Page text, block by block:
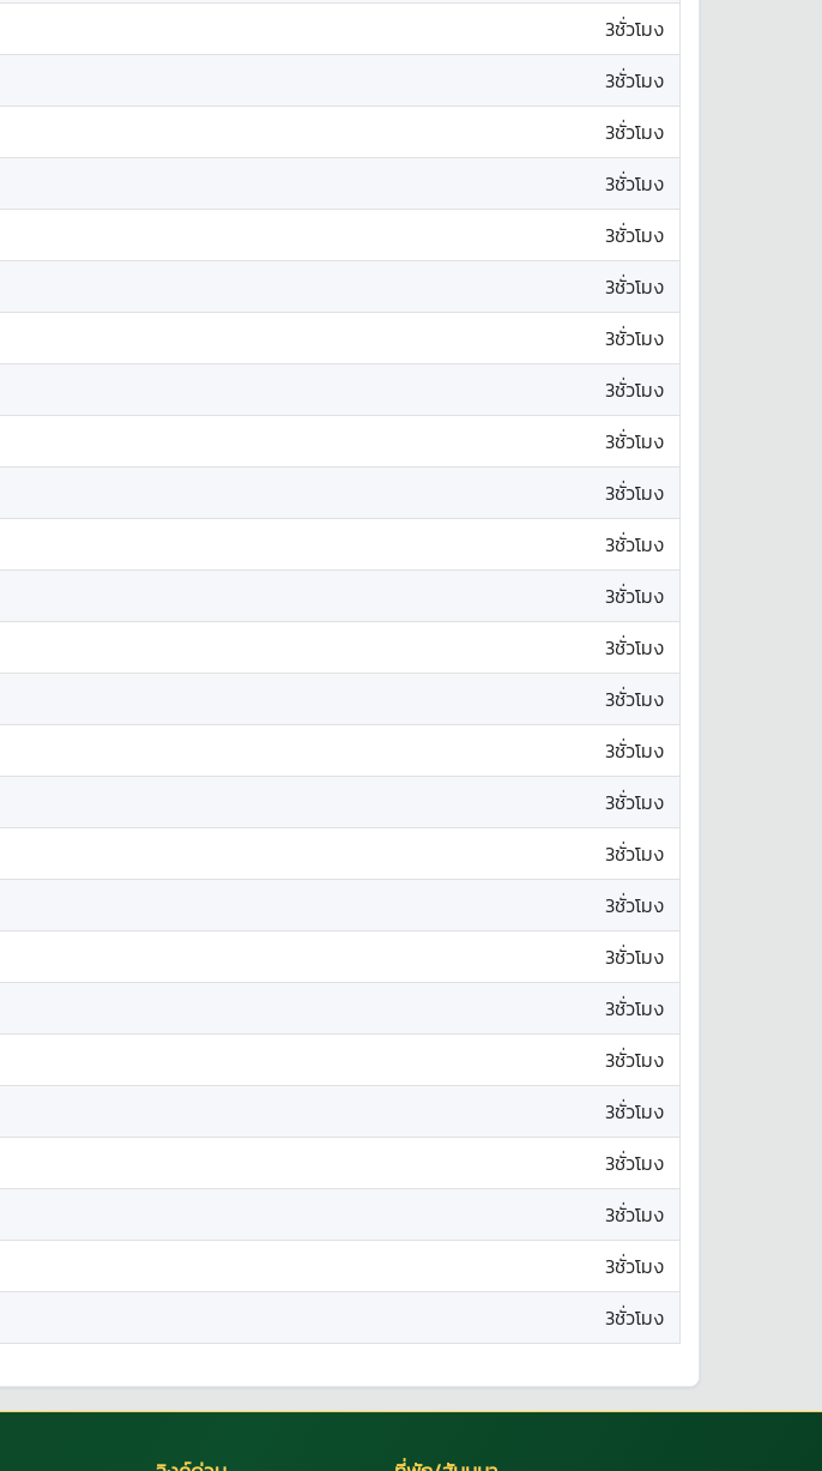
3ชั่วโมง
3ชั่วโมง
3ชั่วโมง
3ชั่วโมง
3ชั่วโมง
3ชั่วโมง
3ชั่วโมง
3ชั่วโมง
3ชั่วโมง
3ชั่วโมง
3ชั่วโมง
3ชั่วโมง
3ชั่วโมง
3ชั่วโมง
3ชั่วโมง
3ชั่วโมง
3ชั่วโมง
3ชั่วโมง
3ชั่วโมง
3ชั่วโมง
3ชั่วโมง
3ชั่วโมง
3ชั่วโมง
3ชั่วโมง
3ชั่วโมง
3ชั่วโมง